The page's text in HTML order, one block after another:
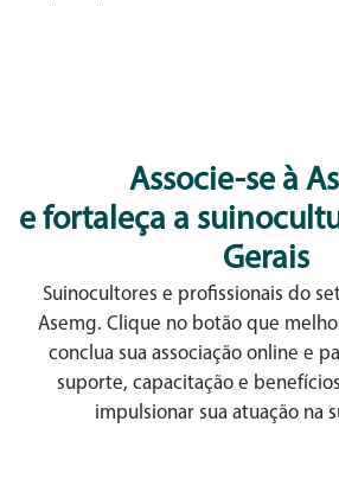
Associe-se à
e fortaleça a
Gerais
Suinocultores e profissionais do
Asemg. Clique no botão que
conclua sua associação online e
suporte, capacitação e
impulsionar sua atuação na